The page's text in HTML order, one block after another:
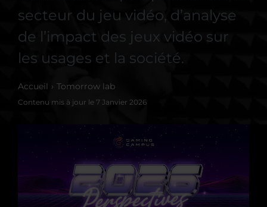
secteur du jeu vidéo, d’analyse
de l’impact des jeux vidéo sur
les usages et la société.
Accueil Tomorrow lab
Contenu mis à jour le 7 Janvier 2026